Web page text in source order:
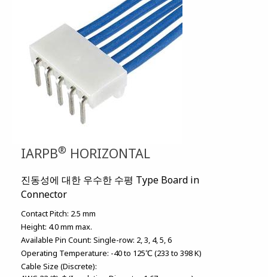
IARPB® HORIZONTAL
진동성에 대한 우수한 수평 Type Board in
Connector
Contact Pitch: 2.5 mm
Height: 4.0 mm max.
Available Pin Count: Single-row: 2, 3, 4, 5, 6
Operating Temperature: -40 to 125℃ (233 to 398 K)
Cable Size (Discrete):